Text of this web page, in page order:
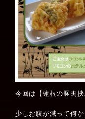
今回は【蓮根の豚肉
少しお腹が減って何か